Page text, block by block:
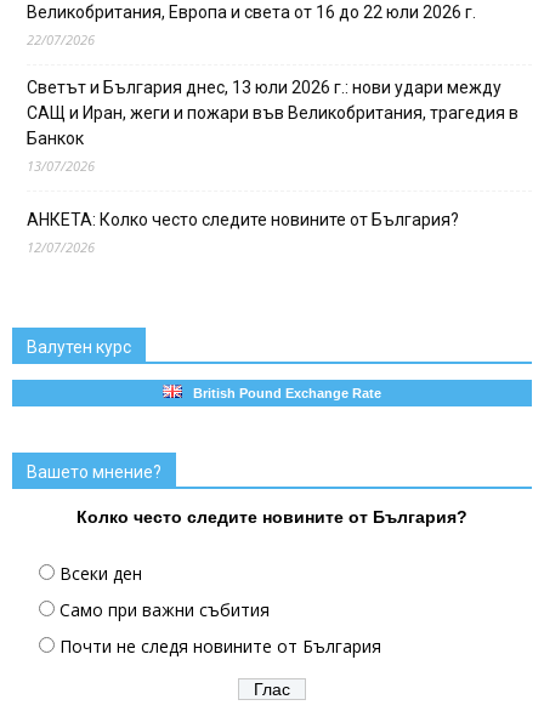
Великобритания, Европа и света от 16 до 22 юли 2026 г.
22/07/2026
Светът и България днес, 13 юли 2026 г.: нови удари между
САЩ и Иран, жеги и пожари във Великобритания, трагедия в
Банкок
13/07/2026
АНКЕТА: Колко често следите новините от България?
12/07/2026
Валутен курс
British Pound Exchange Rate
Вашето мнение?
Колко често следите новините от България?
Всеки ден
Само при важни събития
Почти не следя новините от България